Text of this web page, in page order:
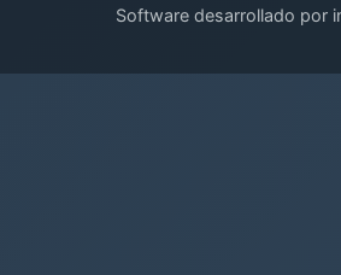
Software desarrollado por